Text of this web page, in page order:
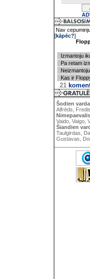
Nav
[kāpēc?]
Izmantoju
Pa retam
Kas ir
21
Šodien
Alfrēds,
Vaido, Vaigo,
Šiandien
Taulgirdas,
Gustavas,